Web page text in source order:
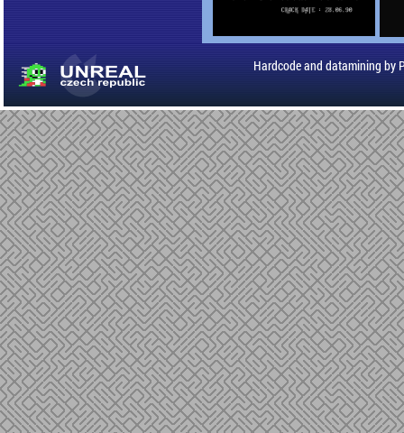
Hardcode and datamining by